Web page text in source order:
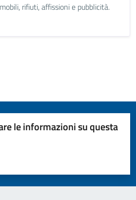
rifiuti, affissioni e pubblicità.
le informazioni su questa
5 stelle su 5
su 5
su 5
5